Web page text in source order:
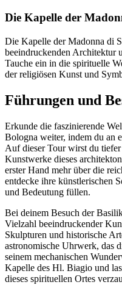
Die Kapelle der
Die Kapelle der Madonna di
beeindruckenden Architektur
Tauche ein in die spirituelle
der religiösen Kunst und
Führungen und
Erkunde die faszinierende
Bologna weiter, indem du an
Auf dieser Tour wirst du
Kunstwerke dieses
erster Hand mehr über die
entdecke ihre künstlerischen
und Bedeutung füllen.
Bei deinem Besuch der
Vielzahl beeindruckender
Skulpturen und historische
astronomische Uhrwerk, das
seinem mechanischen
Kapelle des Hl. Biagio und
dieses spirituellen Ortes